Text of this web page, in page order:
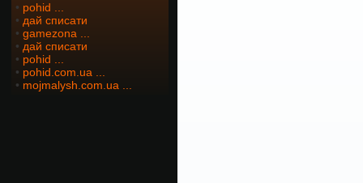
• pohid ...
• дай списати
• gamezona ...
• дай списати
• pohid ...
• pohid.com.ua ...
• mojmalysh.com.ua ...